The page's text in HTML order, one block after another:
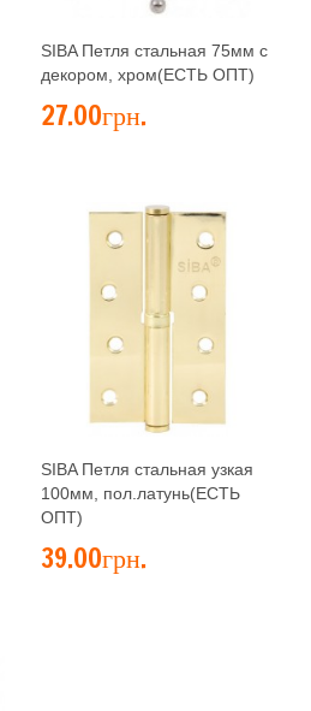
SIBA Петля стальная 75мм с
декором, хром(ЕСТЬ ОПТ)
27.00грн.
SIBA Петля стальная узкая
100мм, пол.латунь(ЕСТЬ
ОПТ)
39.00грн.